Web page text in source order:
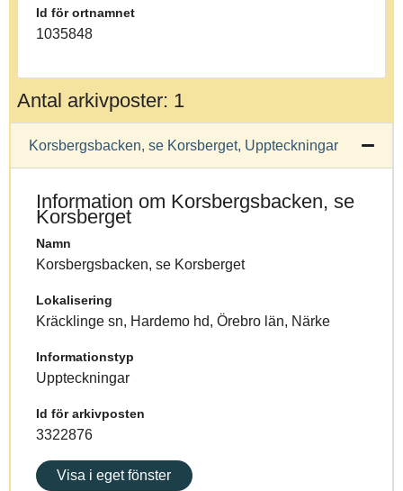
Id för ortnamnet
1035848
Antal arkivposter: 1
Korsbergsbacken, se Korsberget, Uppteckningar
Information om Korsbergsbacken, se
Korsberget
Namn
Korsbergsbacken, se Korsberget
Lokalisering
Kräcklinge sn, Hardemo hd, Örebro län, Närke
Informationstyp
Uppteckningar
Id för arkivposten
3322876
Visa i eget fönster